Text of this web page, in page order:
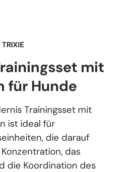
TRIXIE
mit
für Hunde
Trainingsset mit
ist ideal für
die darauf
das
die Koordination des